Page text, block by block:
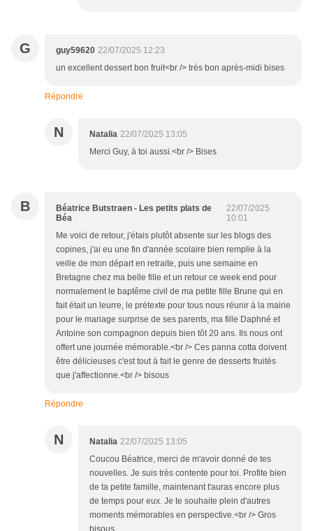
G guy59620 22/07/2025 12:23
un excellent dessert bon fruit<br /> très bon après-midi bises
Répondre
N Natalia 22/07/2025 13:05
Merci Guy, à toi aussi.<br /> Bises
B
Béatrice Butstraen - Les petits plats de
Béa
22/07/2025
10:01
Me voici de retour, j'étais plutôt absente sur les blogs des
copines, j'ai eu une fin d'année scolaire bien remplie à la
veille de mon départ en retraite, puis une semaine en
Bretagne chez ma belle fille et un retour ce week end pour
normalement le baptême civil de ma petite fille Brune qui en
fait était un leurre, le prétexte pour tous nous réunir à la mairie
pour le mariage surprise de ses parents, ma fille Daphné et
Antoine son compagnon depuis bien tôt 20 ans. Ils nous ont
offert une journée mémorable.<br /> Ces panna cotta doivent
être délicieuses c'est tout à fait le genre de desserts fruités
que j'affectionne.<br /> bisous
Répondre
N Natalia 22/07/2025 13:05
Coucou Béatrice, merci de m'avoir donné de tes
nouvelles. Je suis très contente pour toi. Profite bien
de ta petite famille, maintenant t'auras encore plus
de temps pour eux. Je te souhaite plein d'autres
moments mémorables en perspective.<br /> Gros
bisous